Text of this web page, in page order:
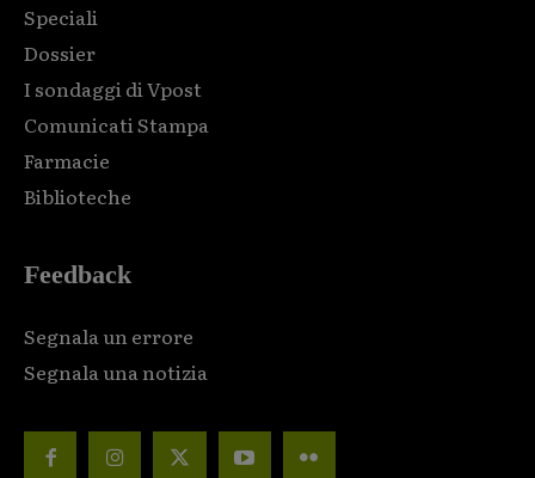
Speciali
Dossier
I sondaggi di Vpost
Comunicati Stampa
Farmacie
Biblioteche
Feedback
Segnala un errore
Segnala una notizia